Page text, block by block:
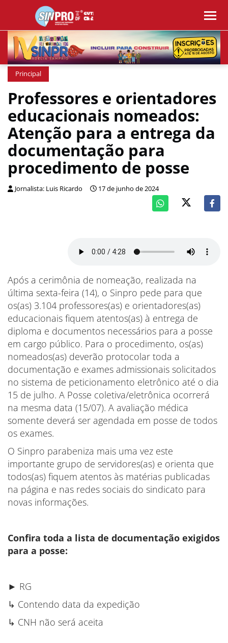
Principal
Professores e orientadores
educacionais nomeados:
Atenção para a entrega da
documentação para
procedimento de posse
Jornalista: Luis Ricardo 17 de junho de 2024
Após a cerimônia de nomeação, realizada na
última sexta-feira (14), o Sinpro pede para que
os(as) 3.104 professores(as) e orientadores(as)
educacionais fiquem atentos(as) à entrega de
diploma e documentos necessários para a posse
em cargo público. Para o procedimento, os(as)
nomeados(as) deverão protocolar toda a
documentação e exames admissionais solicitados
no sistema de peticionamento eletrônico até o dia
15 de julho. A Posse coletiva/eletrônica ocorrerá
na mesma data (15/07). A avaliação médica
somente deverá ser agendada em posse de todos
os exames.
O Sinpro parabeniza mais uma vez este
importante grupo de servidores(as) e orienta que
todos(as) fiquem atentos às matérias publicadas
na página e nas redes sociais do sindicato para
novas informações.
Confira toda a lista de documentação exigidos
para a posse:
► RG
↳ Contendo data da expedição
↳ CNH não será aceita